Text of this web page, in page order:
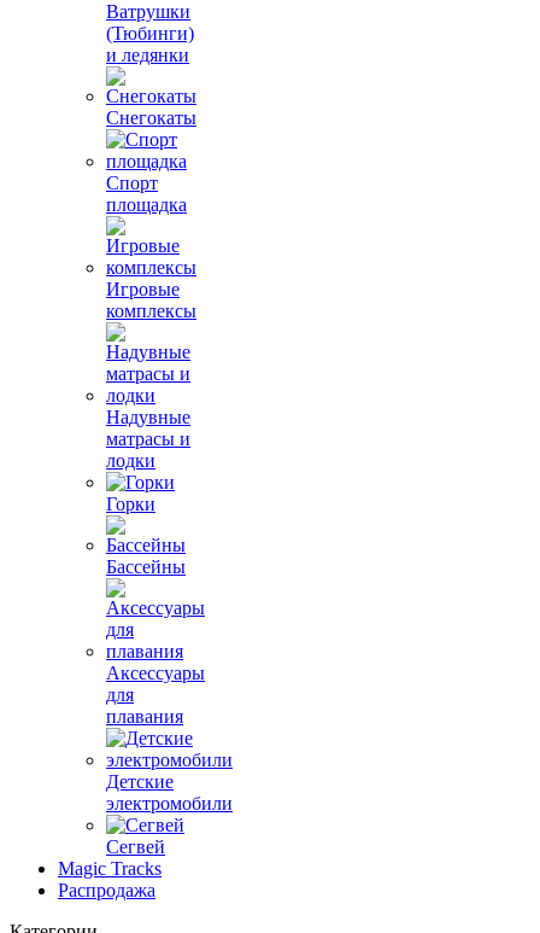
Ватрушки
(Тюбинги)
и ледянки
Снегокаты
Спорт
площадка
Игровые
комплексы
Надувные
матрасы и
лодки
Горки
Бассейны
Аксессуары
для
плавания
Детские
электромобили
Сегвей
Magic Tracks
Распродажа